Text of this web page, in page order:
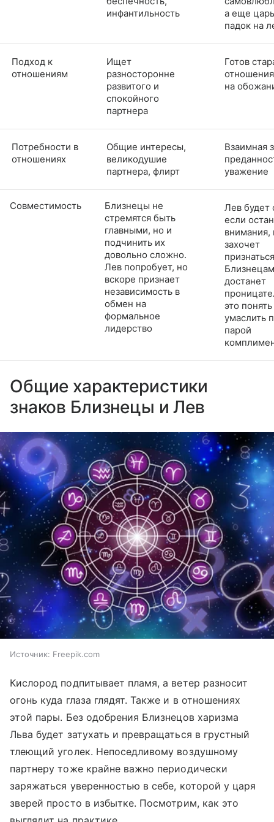
инфантильность
а еще
падок на
Подход к
отношениям
Ищет
разносторонне
развитого и
спокойного
партнера
Готов
на
Потребности в
отношениях
Общие интересы,
великодушие
партнера, флирт
Взаимная
уважение
Совместимость
Близнецы не
стремятся быть
главными, но и
подчинить их
довольно сложно.
Лев попробует, но
вскоре признает
независимость в
обмен на
формальное
лидерство
Лев будет
если
внимания,
захочет
Близнецам
достанет
это
умаслить
парой
Общие характеристики
знаков Близнецы и Лев
Источник: Freepik.com
Кислород подпитывает пламя, а ветер разносит
огонь куда глаза глядят. Также и в отношениях
этой пары. Без одобрения Близнецов харизма
Льва будет затухать и превращаться в грустный
тлеющий уголек. Непоседливому воздушному
партнеру тоже крайне важно периодически
заряжаться уверенностью в себе, которой у царя
зверей просто в избытке. Посмотрим, как это